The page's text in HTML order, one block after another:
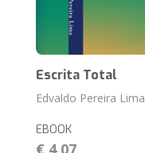
Escrita Total
Edvaldo Pereira Lima
EBOOK
€ 4,07